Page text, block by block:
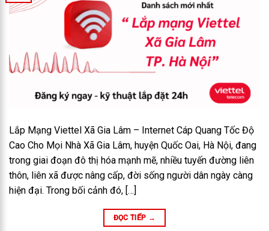
Lắp Mạng Viettel Xã Gia Lâm – Internet Cáp Quang Tốc Độ
Cao Cho Mọi Nhà Xã Gia Lâm, huyện Quốc Oai, Hà Nội, đang
trong giai đoạn đô thị hóa mạnh mẽ, nhiều tuyến đường liên
thôn, liên xã được nâng cấp, đời sống người dân ngày càng
hiện đại. Trong bối cảnh đó, […]
ĐỌC TIẾP →